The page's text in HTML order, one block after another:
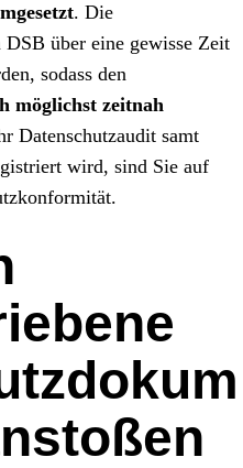
. Die
über eine gewisse Zeit
sodass den
möglichst zeitnah
Datenschutzaudit samt
wird, sind Sie auf